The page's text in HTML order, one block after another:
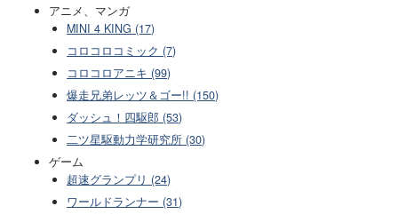
アニメ、マンガ
MINI 4 KING (17)
コロコロコミック (7)
コロコロアニキ (99)
爆走兄弟レッツ＆ゴー!! (150)
ダッシュ！四駆郎 (53)
二ツ星駆動力学研究所 (30)
ゲーム
超速グランプリ (24)
ワールドランナー (31)